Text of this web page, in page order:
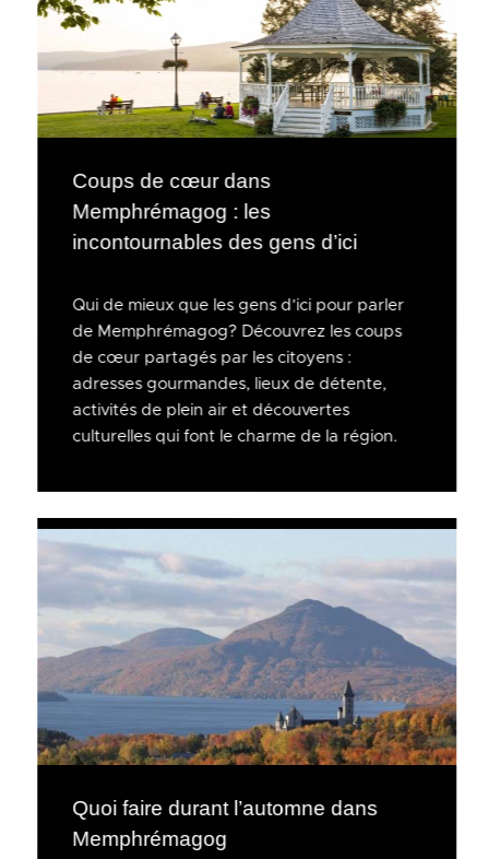
Coups de cœur dans
Memphrémagog : les
incontournables des gens d’ici
Qui de mieux que les gens d’ici pour parler
de Memphrémagog? Découvrez les coups
de cœur partagés par les citoyens :
adresses gourmandes, lieux de détente,
activités de plein air et découvertes
culturelles qui font le charme de la région.
Quoi faire durant l’automne dans
Memphrémagog